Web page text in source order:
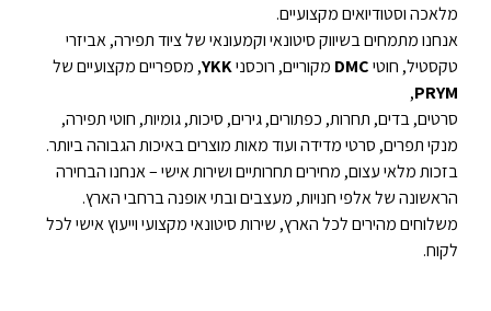
מלאכה וסטודיואים מקצועיים.
אנחנו מתמחים בשיווק סיטונאי וקמעונאי של ציוד תפירה, אביזרי
טקסטיל, חוטיDMC מקוריים, רוכסניYKK, מספריים מקצועיים של
PRYM
,
סרטים, בדים, תחרות, כפתורים, גירים, סיכות, גומיות, חוטי תפירה,
מנקי תפרים, סרטי מדידה ועוד מאות מוצרים באיכות הגבוהה ביותר.
בזכות מלאי עצום, מחירים תחרותיים ושירות אישי – אנחנו הבחירה
הראשונה של אלפי חנויות, מעצבים ובתי אופנה ברחבי הארץ.
משלוחים מהירים לכל הארץ, שירות סיטונאי מקצועי וייעוץ אישי לכל
לקוח.